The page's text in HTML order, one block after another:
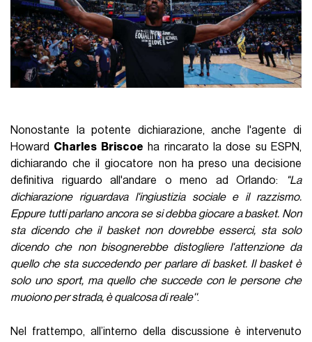
Nonostante la potente dichiarazione, anche l'agente di
Howard Charles Briscoe ha rincarato la dose su ESPN,
dichiarando che il giocatore non ha preso una decisione
definitiva riguardo all'andare o meno ad Orlando: "La
dichiarazione riguardava l'ingiustizia sociale e il razzismo.
Eppure tutti parlano ancora se si debba giocare a basket. Non
sta dicendo che il basket non dovrebbe esserci, sta solo
dicendo che non bisognerebbe distogliere l'attenzione da
quello che sta succedendo per parlare di basket. Il basket è
solo uno sport, ma quello che succede con le persone che
muoiono per strada, è qualcosa di reale''.
Nel frattempo, all’interno della discussione è intervenuto